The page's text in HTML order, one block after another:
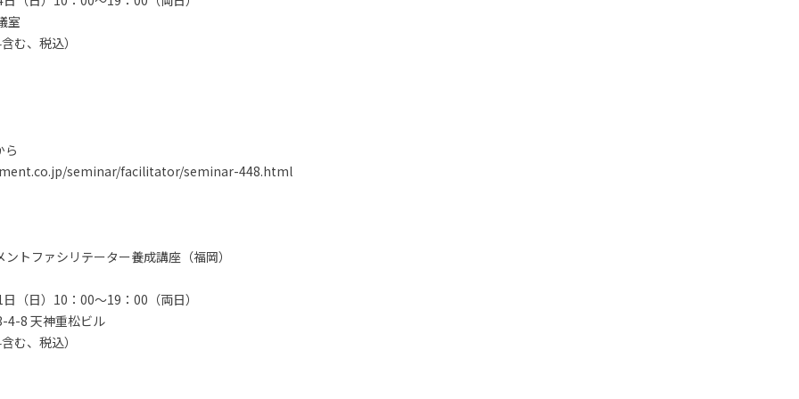
室
む、税込）
ら
seminar/facilitator/seminar-448.html
トファシリテーター養成講座（福岡）
（日）10：00～19：00（両日）
8 天神重松ビル
む、税込）